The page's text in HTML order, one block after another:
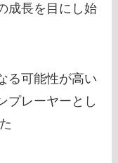
成長を目にし始
る可能性が高い
プレーヤーとし